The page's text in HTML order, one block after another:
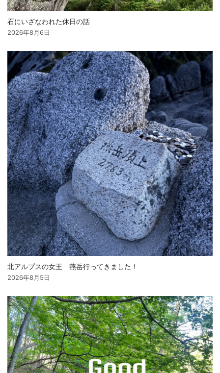
石にいざなわれた休日の話
2026年8月6日
北アルプスの女王 燕岳行ってきました！
2026年8月5日